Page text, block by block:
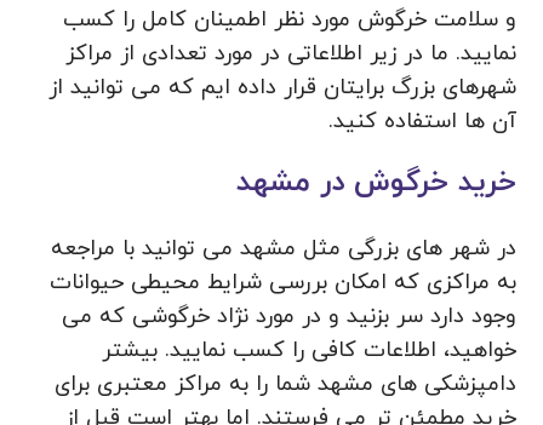
و سلامت خرگوش مورد نظر اطمینان کامل را کسب
نمایید. ما در زیر اطلاعاتی در مورد تعدادی از مراکز
شهرهای بزرگ برایتان قرار داده ایم که می توانید از
آن ها استفاده کنید.
خرید خرگوش در مشهد
در شهر های بزرگی مثل مشهد می توانید با مراجعه
به مراکزی که امکان بررسی شرایط محیطی حیوانات
وجود دارد سر بزنید و در مورد نژاد خرگوشی که می
خواهید، اطلاعات کافی را کسب نمایید. بیشتر
دامپزشکی های مشهد شما را به مراکز معتبری برای
خرید مطمئن تر می فرستند. اما بهتر است قبل از